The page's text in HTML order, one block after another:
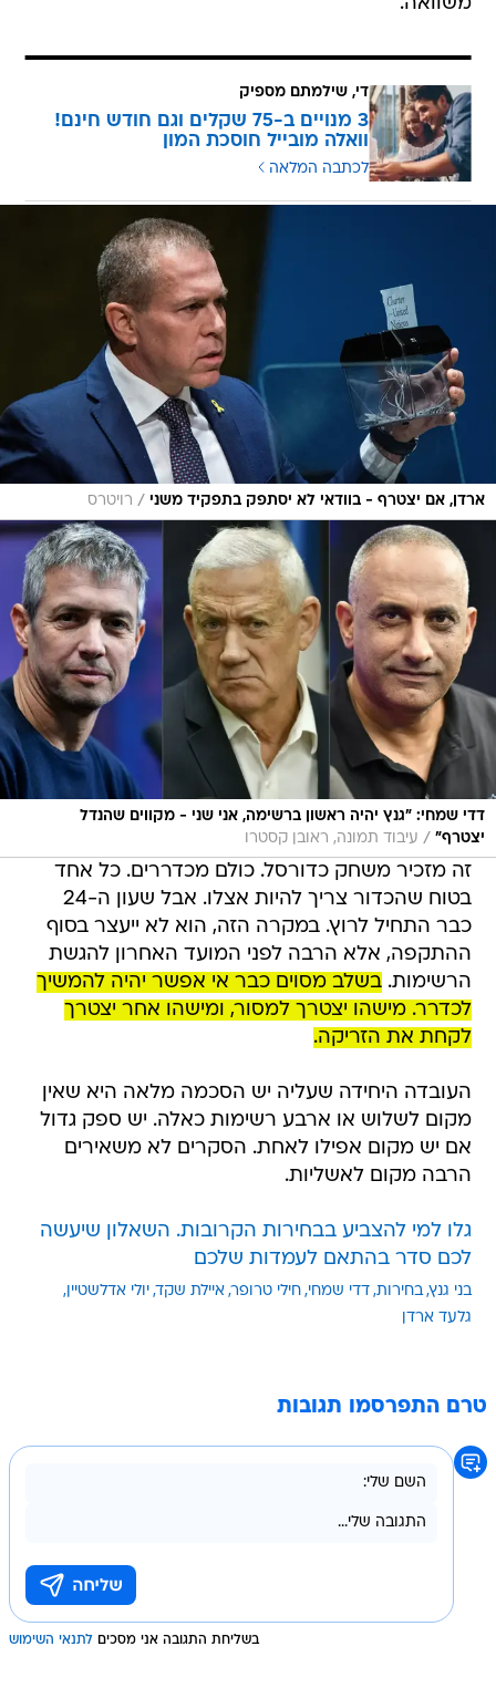
3 מנויים ב-75 שקלים וגם חודש חינם!
וואלה מובייל חוסכת המון
לכתבה המלאה
ארדן, אם יצטרף - בוודאי לא יסתפק בתפקיד משני / רויטרס
דדי שמחי: "גנץ יהיה ראשון ברשימה, אני שני - מקווים שהנדל
/ עיבוד תמונה, ראובן קסטרו
זה מזכיר משחק כדורסל. כולם מכדררים. כל אחד
כבר התחיל לרוץ. במקרה הזה, הוא לא ייעצר בסוף
ההתקפה, אלא הרבה לפני המועד האחרון להגשת
הרשימות.בשלב מסוים כבר אי אפשר יהיה להמשיך
לכדרר. מישהו יצטרך למסור, ומישהו אחר יצטרך
לקחת את הזריקה.
העובדה היחידה שעליה יש הסכמה מלאה היא שאין
אם יש מקום אפילו לאחת. הסקרים לא משאירים
הרבה מקום לאשליות.
גלו למי להצביע בבחירות הקרובות. השאלון שיעשה
בני גנץ בחירות דדי שמחי חילי טרופר איילת שקד יולי אדלשטיין
גלעד ארדן
בשליחת התגובה אני מסכים לתנאי השימוש